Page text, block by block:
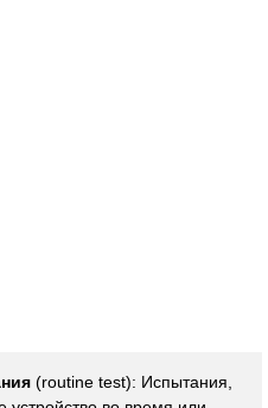
(routine test): Испытания,